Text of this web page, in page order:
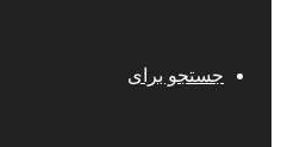
جستجو برای